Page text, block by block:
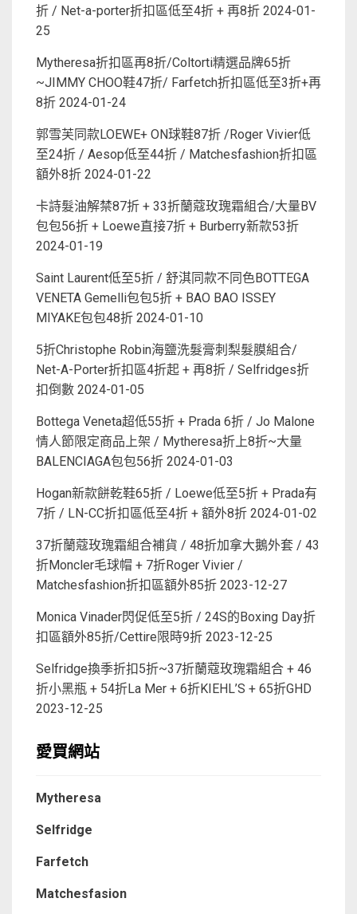
折 / Net-a-porter折扣區低至4折 + 再8折 2024-01-
25
Mytheresa折扣區再8折/Coltorti精選品牌65折
~JIMMY CHOO鞋47折/ Farfetch折扣區低至3折+再
8折 2024-01-24
郭雪芙同款LOEWE+ ON球鞋87折 /Roger Vivier低
至24折 / Aesop低至44折 / Matchesfashion折扣區
額外8折 2024-01-22
卡詩髮油解禁87折 + 33折蘭蔻玫瑰霜組合/大量BV
包包56折 + Loewe直接7折 + Burberry新款53折
2024-01-19
Saint Laurent低至5折 / 舒淇同款不同色BOTTEGA
VENETA Gemelli包包5折 + BAO BAO ISSEY
MIYAKE包包48折 2024-01-10
5折Christophe Robin海鹽洗髮膏刺梨髮膜組合/
Net-A-Porter折扣區4折起 + 再8折 / Selfridges折
扣倒數 2024-01-05
Bottega Veneta超低55折 + Prada 6折 / Jo Malone
情人節限定商品上架 / Mytheresa折上8折~大量
BALENCIAGA包包56折 2024-01-03
Hogan新款餅乾鞋65折 / Loewe低至5折 + Prada有
7折 / LN-CC折扣區低至4折 + 額外8折 2024-01-02
37折蘭蔻玫瑰霜組合補貨 / 48折加拿大鵝外套 / 43
折Moncler毛球帽 + 7折Roger Vivier /
Matchesfashion折扣區額外85折 2023-12-27
Monica Vinader閃促低至5折 / 24S的Boxing Day折
扣區額外85折/Cettire限時9折 2023-12-25
Selfridge換季折扣5折~37折蘭蔻玫瑰霜組合 + 46
折小黑瓶 + 54折La Mer + 6折KIEHL’S + 65折GHD
2023-12-25
愛買網站
Mytheresa
Selfridge
Farfetch
Matchesfasion